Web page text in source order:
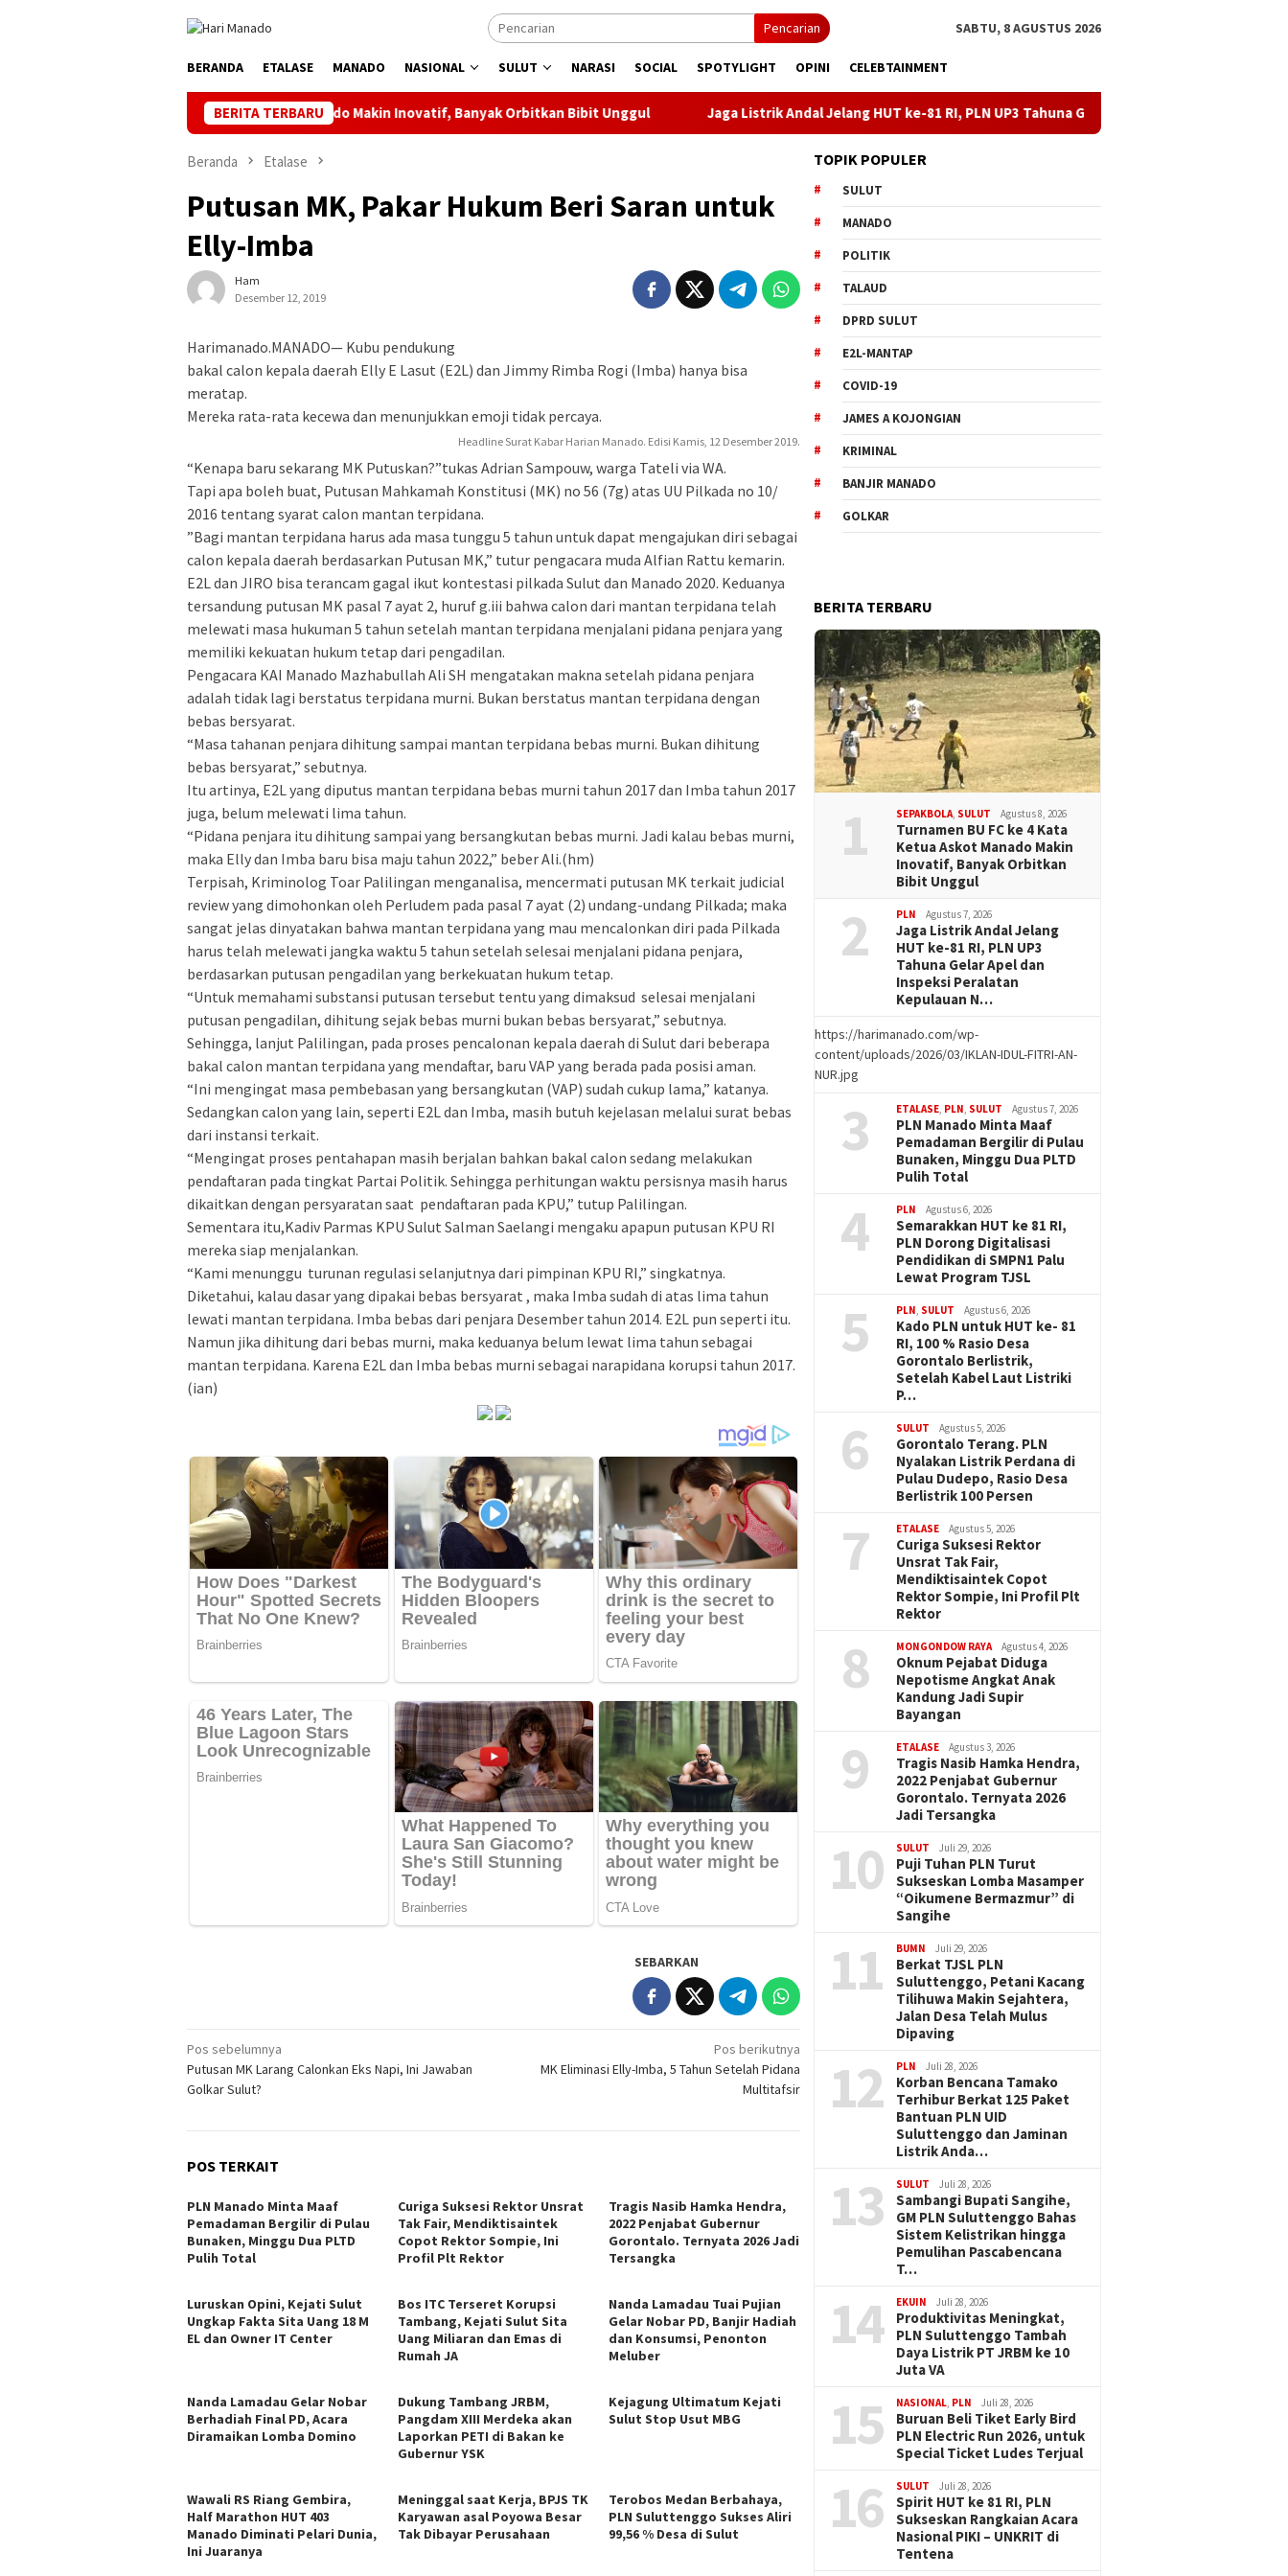
Pencarian SABTU, 8 AGUSTUS 2026
BERANDA ETALASE MANADO NASIONAL SULUT NARASI SOCIAL SPOTYLIGHT OPINI CELEBTAINMENT
BERITA TERBARU
FC ke 4 Kata Ketua Askot Manado Makin Inovatif, Banyak Orbitkan Bibit Unggul Jaga Listrik Andal Jelang HUT ke-81 RI, PLN UP3 Tahuna Gelar Apel dan Inspeksi Peralatan Kepulauan Nusa
Beranda Etalase
Putusan MK, Pakar Hukum Beri Saran untuk
Elly-Imba
Ham
Desember 12, 2019
Harimanado.MANADO— Kubu pendukung
bakal calon kepala daerah Elly E Lasut (E2L) dan Jimmy Rimba Rogi (Imba) hanya bisa
meratap.
Mereka rata-rata kecewa dan menunjukkan emoji tidak percaya.
Headline Surat Kabar Harian Manado. Edisi Kamis, 12 Desember 2019.
“Kenapa baru sekarang MK Putuskan?”tukas Adrian Sampouw, warga Tateli via WA.
Tapi apa boleh buat, Putusan Mahkamah Konstitusi (MK) no 56 (7g) atas UU Pilkada no 10/
2016 tentang syarat calon mantan terpidana.
”Bagi mantan terpidana harus ada masa tunggu 5 tahun untuk dapat mengajukan diri sebagai
calon kepala daerah berdasarkan Putusan MK,” tutur pengacara muda Alfian Rattu kemarin.
E2L dan JIRO bisa terancam gagal ikut kontestasi pilkada Sulut dan Manado 2020. Keduanya
tersandung putusan MK pasal 7 ayat 2, huruf g.iii bahwa calon dari mantan terpidana telah
melewati masa hukuman 5 tahun setelah mantan terpidana menjalani pidana penjara yang
memiliki kekuatan hukum tetap dari pengadilan.
Pengacara KAI Manado Mazhabullah Ali SH mengatakan makna setelah pidana penjara
adalah tidak lagi berstatus terpidana murni. Bukan berstatus mantan terpidana dengan
bebas bersyarat.
“Masa tahanan penjara dihitung sampai mantan terpidana bebas murni. Bukan dihitung
bebas bersyarat,” sebutnya.
Itu artinya, E2L yang diputus mantan terpidana bebas murni tahun 2017 dan Imba tahun 2017
juga, belum melewati lima tahun.
“Pidana penjara itu dihitung sampai yang bersangkutan bebas murni. Jadi kalau bebas murni,
maka Elly dan Imba baru bisa maju tahun 2022,” beber Ali.(hm)
Terpisah, Kriminolog Toar Palilingan menganalisa, mencermati putusan MK terkait judicial
review yang dimohonkan oleh Perludem pada pasal 7 ayat (2) undang-undang Pilkada; maka
sangat jelas dinyatakan bahwa mantan terpidana yang mau mencalonkan diri pada Pilkada
harus telah melewati jangka waktu 5 tahun setelah selesai menjalani pidana penjara,
berdasarkan putusan pengadilan yang berkekuatan hukum tetap.
“Untuk memahami substansi putusan tersebut tentu yang dimaksud selesai menjalani
putusan pengadilan, dihitung sejak bebas murni bukan bebas bersyarat,” sebutnya.
Sehingga, lanjut Palilingan, pada proses pencalonan kepala daerah di Sulut dari beberapa
bakal calon mantan terpidana yang mendaftar, baru VAP yang berada pada posisi aman.
“Ini mengingat masa pembebasan yang bersangkutan (VAP) sudah cukup lama,” katanya.
Sedangkan calon yang lain, seperti E2L dan Imba, masih butuh kejelasan melalui surat bebas
dari instansi terkait.
“Mengingat proses pentahapan masih berjalan bahkan bakal calon sedang melakukan
pendaftaran pada tingkat Partai Politik. Sehingga perhitungan waktu persisnya masih harus
dikaitkan dengan persyaratan saat pendaftaran pada KPU,” tutup Palilingan.
Sementara itu,Kadiv Parmas KPU Sulut Salman Saelangi mengaku apapun putusan KPU RI
mereka siap menjalankan.
“Kami menunggu turunan regulasi selanjutnya dari pimpinan KPU RI,” singkatnya.
Diketahui, kalau dasar yang dipakai bebas bersyarat , maka Imba sudah di atas lima tahun
lewati mantan terpidana. Imba bebas dari penjara Desember tahun 2014. E2L pun seperti itu.
Namun jika dihitung dari bebas murni, maka keduanya belum lewat lima tahun sebagai
mantan terpidana. Karena E2L dan Imba bebas murni sebagai narapidana korupsi tahun 2017.
(ian)
SEBARKAN
Navigasi
pos
Pos sebelumnya
Putusan MK Larang Calonkan Eks Napi, Ini Jawaban
Golkar Sulut?
Pos berikutnya
MK Eliminasi Elly-Imba, 5 Tahun Setelah Pidana
Multitafsir
POS TERKAIT
PLN Manado Minta Maaf
Pemadaman Bergilir di Pulau
Bunaken, Minggu Dua PLTD
Pulih Total
Curiga Suksesi Rektor Unsrat
Tak Fair, Mendiktisaintek
Copot Rektor Sompie, Ini
Profil Plt Rektor
Tragis Nasib Hamka Hendra,
2022 Penjabat Gubernur
Gorontalo. Ternyata 2026 Jadi
Tersangka
Luruskan Opini, Kejati Sulut
Ungkap Fakta Sita Uang 18 M
EL dan Owner IT Center
Bos ITC Terseret Korupsi
Tambang, Kejati Sulut Sita
Uang Miliaran dan Emas di
Rumah JA
Nanda Lamadau Tuai Pujian
Gelar Nobar PD, Banjir Hadiah
dan Konsumsi, Penonton
Meluber
Nanda Lamadau Gelar Nobar
Berhadiah Final PD, Acara
Diramaikan Lomba Domino
Dukung Tambang JRBM,
Pangdam XIII Merdeka akan
Laporkan PETI di Bakan ke
Gubernur YSK
Kejagung Ultimatum Kejati
Sulut Stop Usut MBG
Wawali RS Riang Gembira,
Half Marathon HUT 403
Manado Diminati Pelari Dunia,
Ini Juaranya
Meninggal saat Kerja, BPJS TK
Karyawan asal Poyowa Besar
Tak Dibayar Perusahaan
Terobos Medan Berbahaya,
PLN Suluttenggo Sukses Aliri
99,56 % Desa di Sulut
TOPIK POPULER
SULUT
MANADO
POLITIK
TALAUD
DPRD SULUT
E2L-MANTAP
COVID-19
JAMES A KOJONGIAN
KRIMINAL
BANJIR MANADO
GOLKAR
BERITA TERBARU
1 SEPAKBOLA SULUT Agustus 8, 2026
Turnamen BU FC ke 4 Kata
Ketua Askot Manado Makin
Inovatif, Banyak Orbitkan
Bibit Unggul
2 PLN Agustus 7, 2026
Jaga Listrik Andal Jelang
HUT ke-81 RI, PLN UP3
Tahuna Gelar Apel dan
Inspeksi Peralatan
Kepulauan N…
https://harimanado.com/wp-
content/uploads/2026/03/IKLAN-IDUL-FITRI-AN-
NUR.jpg
3 ETALASE PLN SULUT Agustus 7, 2026
PLN Manado Minta Maaf
Pemadaman Bergilir di Pulau
Bunaken, Minggu Dua PLTD
Pulih Total
4 PLN Agustus 6, 2026
Semarakkan HUT ke 81 RI,
PLN Dorong Digitalisasi
Pendidikan di SMPN1 Palu
Lewat Program TJSL
5 PLN SULUT Agustus 6, 2026
Kado PLN untuk HUT ke- 81
RI, 100 % Rasio Desa
Gorontalo Berlistrik,
Setelah Kabel Laut Listriki
P…
6 SULUT Agustus 5, 2026
Gorontalo Terang. PLN
Nyalakan Listrik Perdana di
Pulau Dudepo, Rasio Desa
Berlistrik 100 Persen
7 ETALASE Agustus 5, 2026
Curiga Suksesi Rektor
Unsrat Tak Fair,
Mendiktisaintek Copot
Rektor Sompie, Ini Profil Plt
Rektor
8 MONGONDOW RAYA Agustus 4, 2026
Oknum Pejabat Diduga
Nepotisme Angkat Anak
Kandung Jadi Supir
Bayangan
9 ETALASE Agustus 3, 2026
Tragis Nasib Hamka Hendra,
2022 Penjabat Gubernur
Gorontalo. Ternyata 2026
Jadi Tersangka
10 SULUT Juli 29, 2026
Puji Tuhan PLN Turut
Sukseskan Lomba Masamper
“Oikumene Bermazmur” di
Sangihe
11 BUMN Juli 29, 2026
Berkat TJSL PLN
Suluttenggo, Petani Kacang
Tilihuwa Makin Sejahtera,
Jalan Desa Telah Mulus
Dipaving
12 PLN Juli 28, 2026
Korban Bencana Tamako
Terhibur Berkat 125 Paket
Bantuan PLN UID
Suluttenggo dan Jaminan
Listrik Anda…
13 SULUT Juli 28, 2026
Sambangi Bupati Sangihe,
GM PLN Suluttenggo Bahas
Sistem Kelistrikan hingga
Pemulihan Pascabencana
T…
14 EKUIN Juli 28, 2026
Produktivitas Meningkat,
PLN Suluttenggo Tambah
Daya Listrik PT JRBM ke 10
Juta VA
15 NASIONAL PLN Juli 28, 2026
Buruan Beli Tiket Early Bird
PLN Electric Run 2026, untuk
Special Ticket Ludes Terjual
16 SULUT Juli 28, 2026
Spirit HUT ke 81 RI, PLN
Sukseskan Rangkaian Acara
Nasional PIKI – UNKRIT di
Tentena